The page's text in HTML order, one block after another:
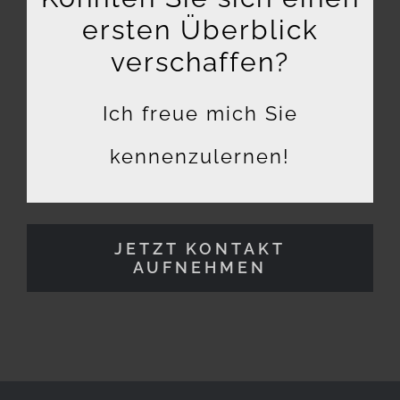
ersten Überblick
verschaffen?
Ich freue mich Sie
kennenzulernen!
JETZT KONTAKT
AUFNEHMEN